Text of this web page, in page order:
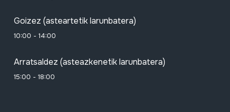
Goizez (asteartetik larunbatera)
10:00 - 14:00
Arratsaldez (asteazkenetik larunbatera)
15:00 - 18:00